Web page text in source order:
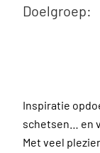
Doelgroep:
Inspiratie
schetsen… en
Met veel